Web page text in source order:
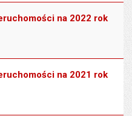
na 2022 rok
na 2021 rok